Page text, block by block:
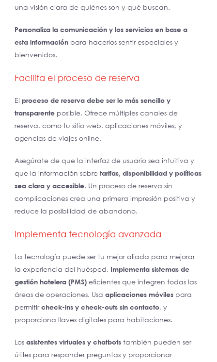
una visión clara de quiénes son y qué buscan.
Personaliza la comunicación y los servicios en base a
esta información para hacerlos sentir especiales y
bienvenidos.
Facilita el proceso de reserva
El proceso de reserva debe ser lo más sencillo y
transparente posible. Ofrece múltiples canales de
reserva, como tu sitio web, aplicaciones móviles, y
agencias de viajes online.
Asegúrate de que la interfaz de usuario sea intuitiva y
que la información sobre tarifas, disponibilidad y políticas
sea clara y accesible. Un proceso de reserva sin
complicaciones crea una primera impresión positiva y
reduce la posibilidad de abandono.
Implementa tecnología avanzada
La tecnología puede ser tu mejor aliada para mejorar
la experiencia del huésped. Implementa sistemas de
gestión hotelera (PMS) eficientes que integren todas las
áreas de operaciones. Usa aplicaciones móviles para
permitircheck-ins y check-outs sin contacto, y
proporciona llaves digitales para habitaciones.
Los asistentes virtuales y chatbots también pueden ser
útiles para responder preguntas y proporcionar